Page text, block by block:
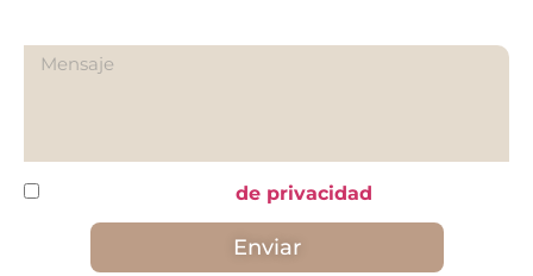
de privacidad
Enviar